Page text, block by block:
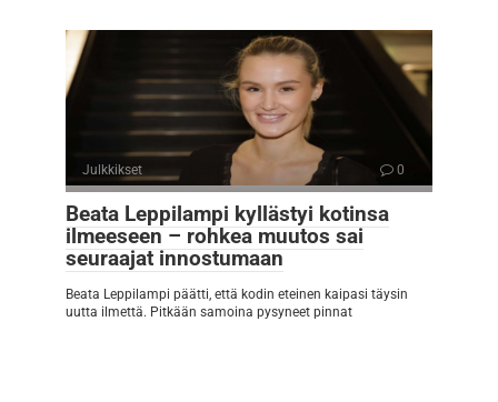
Julkkikset 0
Beata Leppilampi kyllästyi kotinsa
ilmeeseen – rohkea muutos sai
seuraajat innostumaan
Beata Leppilampi päätti, että kodin eteinen kaipasi täysin
uutta ilmettä. Pitkään samoina pysyneet pinnat